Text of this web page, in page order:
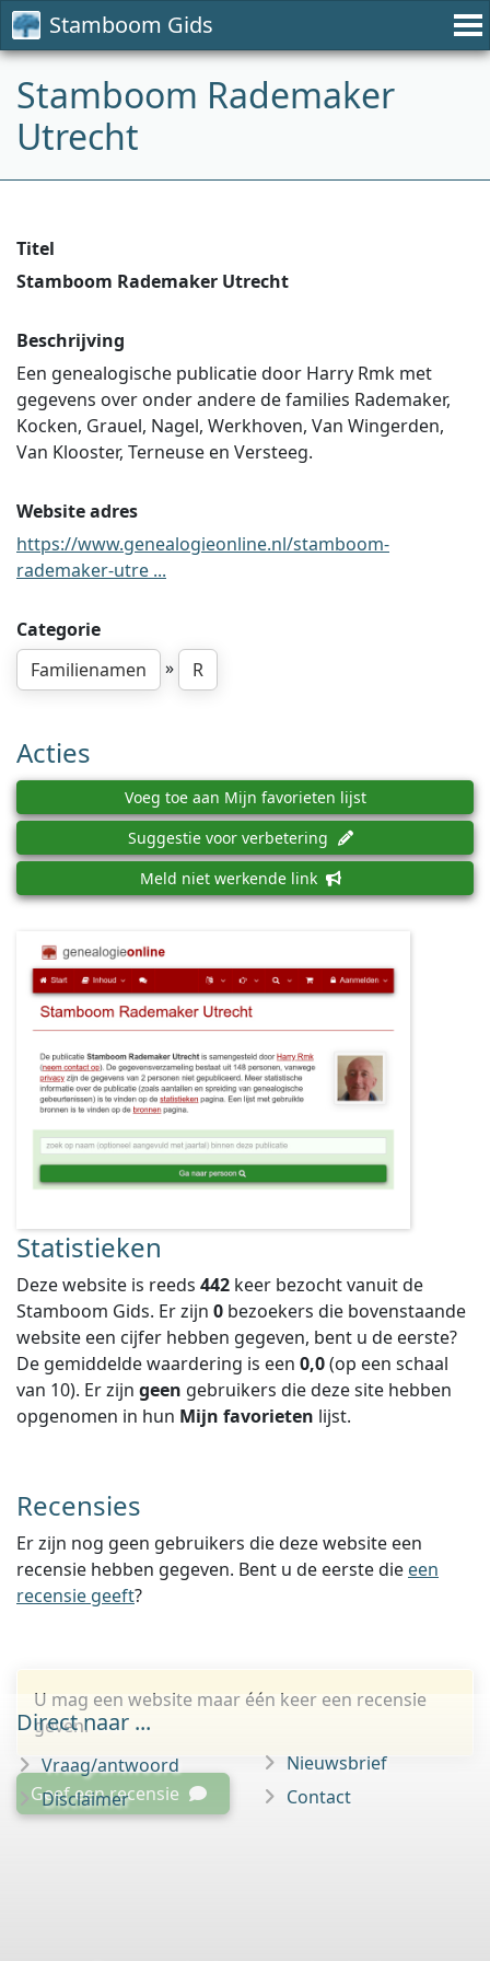
Stamboom Gids
Stamboom Rademaker
Utrecht
Titel
Stamboom Rademaker Utrecht
Beschrijving
Een genealogische publicatie door Harry Rmk met
gegevens over onder andere de families Rademaker,
Kocken, Grauel, Nagel, Werkhoven, Van Wingerden,
Van Klooster, Terneuse en Versteeg.
Website adres
https://www.genealogieonline.nl/stamboom-
rademaker-utre ...
Categorie
Familienamen
» R
Acties
Voeg toe aan Mijn favorieten lijst
Suggestie voor verbetering
Meld niet werkende link
Statistieken
Deze website is reeds 442 keer bezocht vanuit de
Stamboom Gids. Er zijn 0 bezoekers die bovenstaande
website een cijfer hebben gegeven, bent u de eerste?
De gemiddelde waardering is een 0,0(op een schaal
van 10). Er zijn geen gebruikers die deze site hebben
opgenomen in hun Mijn favorieten lijst.
Recensies
Er zijn nog geen gebruikers die deze website een
recensie hebben gegeven. Bent u de eerste die een
recensie geeft?
U mag een website maar één keer een recensie
geven.
Geef een recensie
Direct naar ...
Vraag/antwoord
Disclaimer
Nieuwsbrief
Contact